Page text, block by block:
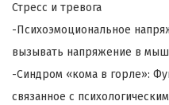
Стресс и тревога
-Психоэмоциональное
вызывать напряжение в
-Синдром «кома в горле»:
связанное с